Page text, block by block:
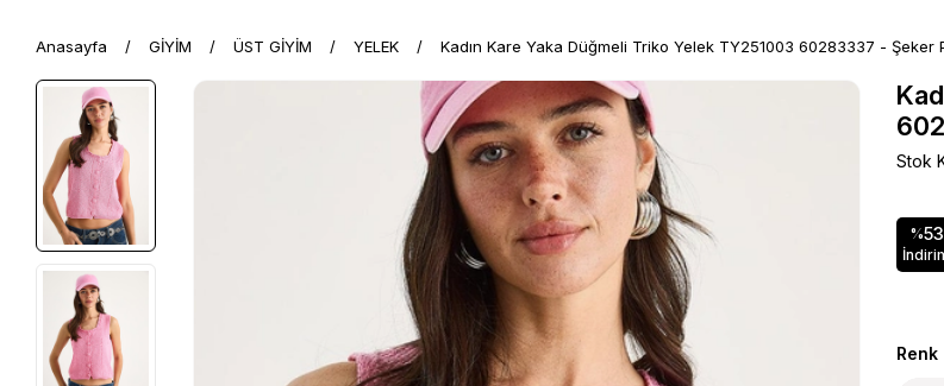
1000 TL ve üzeri alışverişlerde 150 TL
Anasayfa GİYİM ÜST GİYİM YELEK Kadın Kare Yaka Düğmeli Triko Yelek TY251003 60283337 - Şeker
Stok
%53
Renk